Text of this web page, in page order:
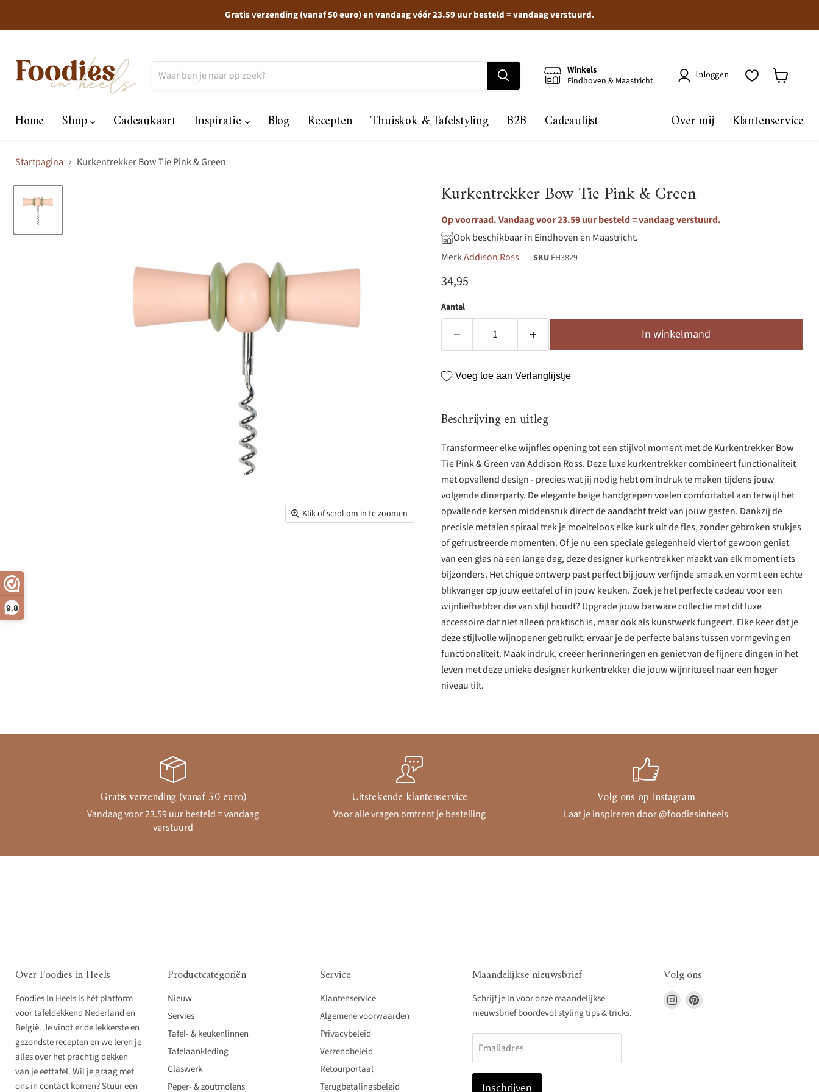
9,8
Gratis verzending (vanaf 50 euro) en vandaag vóór 23.59 uur besteld = vandaag verstuurd.
Winkels
Eindhoven & Maastricht
Inloggen
Home Shop Cadeaukaart Inspiratie Blog Recepten Thuiskok & Tafelstyling B2B Cadeaulijst Over mij Klantenservice
Startpagina Kurkentrekker Bow Tie Pink & Green
Klik of scrol om in te zoomen
Kurkentrekker Bow Tie Pink & Green
Op voorraad. Vandaag voor 23.59 uur besteld = vandaag verstuurd.
Ook beschikbaar in Eindhoven en Maastricht.
MerkAddison Ross SKU FH3829
Huidige prijs
34,95
Aantal
In winkelmand
Voeg toe aan Verlanglijstje
Beschrijving en uitleg
Transformeer elke wijnfles opening tot een stijlvol moment met de Kurkentrekker Bow
Tie Pink & Green van Addison Ross. Deze luxe kurkentrekker combineert functionaliteit
met opvallend design - precies wat jij nodig hebt om indruk te maken tijdens jouw
volgende dinerparty. De elegante beige handgrepen voelen comfortabel aan terwijl het
opvallende kersen middenstuk direct de aandacht trekt van jouw gasten. Dankzij de
precisie metalen spiraal trek je moeiteloos elke kurk uit de fles, zonder gebroken stukjes
of gefrustreerde momenten. Of je nu een speciale gelegenheid viert of gewoon geniet
van een glas na een lange dag, deze designer kurkentrekker maakt van elk moment iets
bijzonders. Het chique ontwerp past perfect bij jouw verfijnde smaak en vormt een echte
blikvanger op jouw eettafel of in jouw keuken. Zoek je het perfecte cadeau voor een
wijnliefhebber die van stijl houdt? Upgrade jouw barware collectie met dit luxe
accessoire dat niet alleen praktisch is, maar ook als kunstwerk fungeert. Elke keer dat je
deze stijlvolle wijnopener gebruikt, ervaar je de perfecte balans tussen vormgeving en
functionaliteit. Maak indruk, creëer herinneringen en geniet van de fijnere dingen in het
leven met deze unieke designer kurkentrekker die jouw wijnritueel naar een hoger
niveau tilt.
Gratis verzending (vanaf 50 euro)
Vandaag voor 23.59 uur besteld = vandaag
verstuurd
Uitstekende klantenservice
Voor alle vragen omtrent je bestelling
Volg ons op Instagram
Laat je inspireren door @foodiesinheels
Over Foodies in Heels
Foodies In Heels is hét platform
voor tafeldekkend Nederland en
België. Je vindt er de lekkerste en
gezondste recepten en we leren je
alles over het prachtig dekken
van je eettafel. Wil je graag met
ons in contact komen? Stuur een
Productcategoriën
Nieuw
Servies
Tafel- & keukenlinnen
Tafelaankleding
Glaswerk
Peper- & zoutmolens
Service
Klantenservice
Algemene voorwaarden
Privacybeleid
Verzendbeleid
Retourportaal
Terugbetalingsbeleid
Maandelijkse nieuwsbrief
Schrijf je in voor onze maandelijkse
nieuwsbrief boordevol styling tips & tricks.
Emailadres
Inschrijven
Volg ons
Vind
ons
Vind